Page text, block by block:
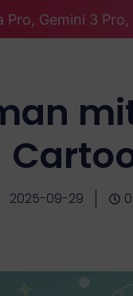
Gemini 3
2025-09-29